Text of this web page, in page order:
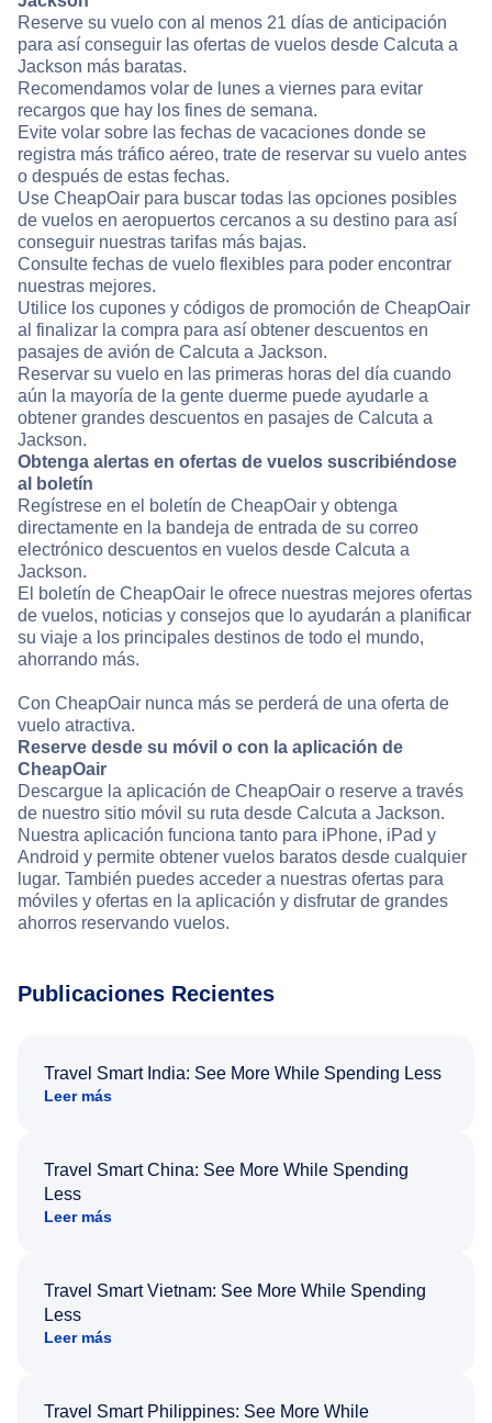
Reserve su vuelo con al menos 21 días de anticipación
para así conseguir las ofertas de vuelos desde Calcuta a
Jackson más baratas.
Recomendamos volar de lunes a viernes para evitar
recargos que hay los fines de semana.
Evite volar sobre las fechas de vacaciones donde se
registra más tráfico aéreo, trate de reservar su vuelo antes
o después de estas fechas.
Use CheapOair para buscar todas las opciones posibles
de vuelos en aeropuertos cercanos a su destino para así
conseguir nuestras tarifas más bajas.
Consulte fechas de vuelo flexibles para poder encontrar
nuestras mejores.
Utilice los cupones y códigos de promoción de CheapOair
al finalizar la compra para así obtener descuentos en
pasajes de avión de Calcuta a Jackson.
Reservar su vuelo en las primeras horas del día cuando
aún la mayoría de la gente duerme puede ayudarle a
obtener grandes descuentos en pasajes de Calcuta a
Jackson.
Obtenga alertas en ofertas de vuelos suscribiéndose
al boletín
Regístrese en el boletín de CheapOair y obtenga
directamente en la bandeja de entrada de su correo
electrónico descuentos en vuelos desde Calcuta a
Jackson.
El boletín de CheapOair le ofrece nuestras mejores ofertas
de vuelos, noticias y consejos que lo ayudarán a planificar
su viaje a los principales destinos de todo el mundo,
ahorrando más.
Con CheapOair nunca más se perderá de una oferta de
vuelo atractiva.
Reserve desde su móvil o con la aplicación de
CheapOair
Descargue la aplicación de CheapOair o reserve a través
de nuestro sitio móvil su ruta desde Calcuta a Jackson.
Nuestra aplicación funciona tanto para iPhone, iPad y
Android y permite obtener vuelos baratos desde cualquier
lugar. También puedes acceder a nuestras ofertas para
móviles y ofertas en la aplicación y disfrutar de grandes
ahorros reservando vuelos.
Publicaciones Recientes
Travel Smart India: See More While Spending Less
Leer más
Travel Smart China: See More While Spending
Less
Leer más
Travel Smart Vietnam: See More While Spending
Less
Leer más
Travel Smart Philippines: See More While